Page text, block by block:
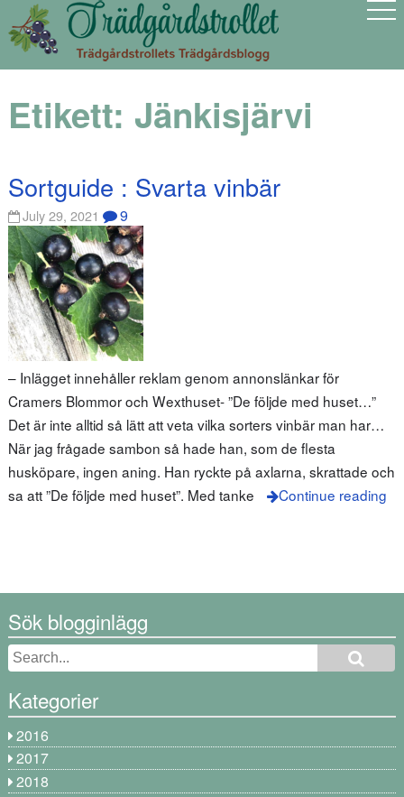
Etikett: Jänkisjärvi
Sortguide : Svarta vinbär
July 29, 2021 9
– Inlägget innehåller reklam genom annonslänkar för
Cramers Blommor och Wexthuset- ”De följde med huset…”
Det är inte alltid så lätt att veta vilka sorters vinbär man har…
När jag frågade sambon så hade han, som de flesta
husköpare, ingen aning. Han ryckte på axlarna, skrattade och
sa att ”De följde med huset”. Med tanke
Continue reading
Sök blogginlägg
Kategorier
2016
2017
2018